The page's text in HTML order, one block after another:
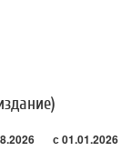
с 01.01.2026